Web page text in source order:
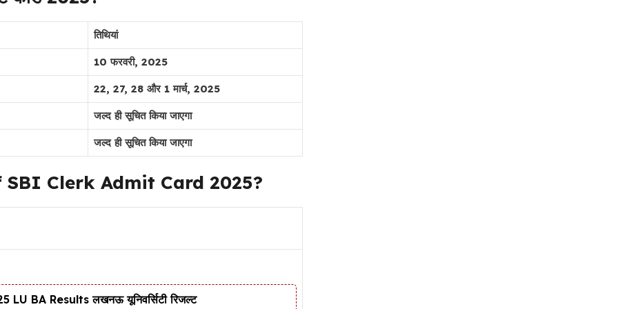
तिथियां
10 फरवरी, 2025
22, 27, 28 और 1 मार्च, 2025
जल्द ही सूचित किया जाएगा
जल्द ही सूचित किया जाएगा
Clerk Admit Card 2025?
BA Results लखनऊ यूनिवर्सिटी रिजल्ट